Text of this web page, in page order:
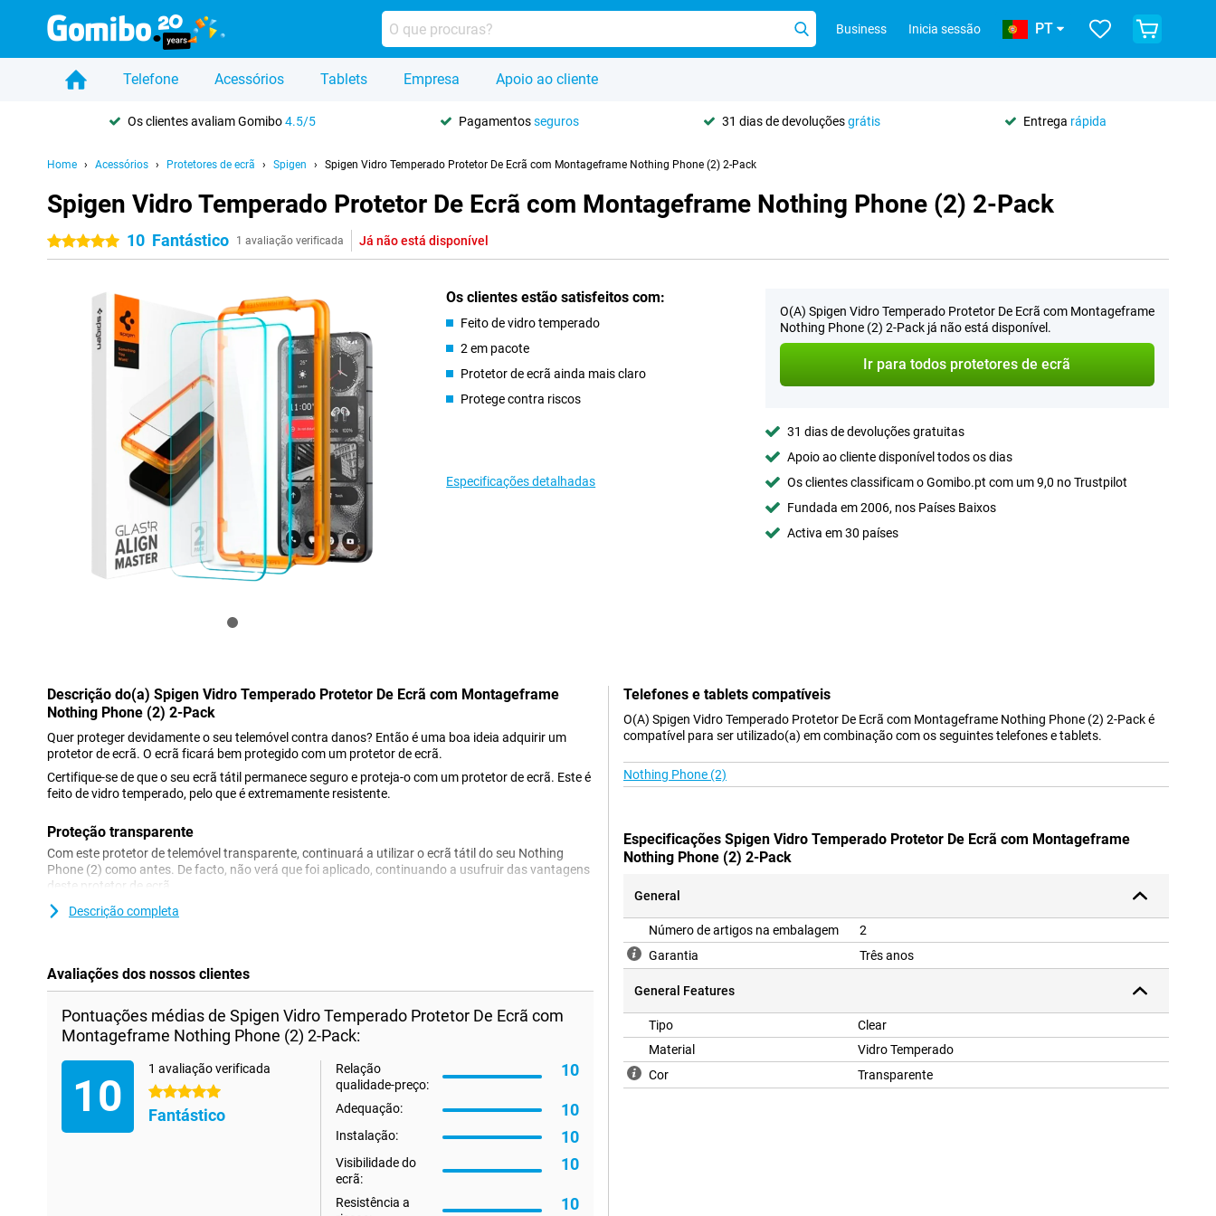
Business Inicia sessão PT
Telefone Acessórios Tablets Empresa Apoio ao cliente
Os clientes avaliam Gomibo4.5/5 Pagamentosseguros 31 dias de devoluçõesgrátis Entrega rápida
Home Acessórios Protetores de ecrã Spigen Spigen Vidro Temperado Protetor De Ecrã com Montageframe Nothing Phone (2) 2-Pack
Spigen Vidro Temperado Protetor De Ecrã com Montageframe Nothing Phone (2) 2-Pack
5 estrelas10 Fantástico 1 avaliação verificada Já não está disponível
Os clientes estão satisfeitos com:
Feito de vidro temperado
2 em pacote
Protetor de ecrã ainda mais claro
Protege contra riscos
Especificações detalhadas
O(A) Spigen Vidro Temperado Protetor De Ecrã com Montageframe
Nothing Phone (2) 2-Pack já não está disponível.
Ir para todos protetores de ecrã
31 dias de devoluções gratuitas
Apoio ao cliente disponível todos os dias
Os clientes classificam o Gomibo.pt com um 9,0 no Trustpilot
Fundada em 2006, nos Países Baixos
Activa em 30 países
Descrição do(a) Spigen Vidro Temperado Protetor De Ecrã com Montageframe
Nothing Phone (2) 2-Pack
Quer proteger devidamente o seu telemóvel contra danos? Então é uma boa ideia adquirir um
protetor de ecrã. O ecrã ficará bem protegido com um protetor de ecrã.
Certifique-se de que o seu ecrã tátil permanece seguro e proteja-o com um protetor de ecrã. Este é
feito de vidro temperado, pelo que é extremamente resistente.
Proteção transparente
Com este protetor de telemóvel transparente, continuará a utilizar o ecrã tátil do seu Nothing
Phone (2) como antes. De facto, não verá que foi aplicado, continuando a usufruir das vantagens
deste protetor de ecrã.
Este protetor de ecrã é fornecido com uma estrutura de montagem. Isto permite-lhe instalar o
Descrição completa
Avaliações dos nossos clientes
Pontuações médias de Spigen Vidro Temperado Protetor De Ecrã com
Montageframe Nothing Phone (2) 2-Pack:
10
1 avaliação verificada
5 estrelas
Fantástico
Relação
qualidade-preço:
10
Adequação: 10
Instalação: 10
Visibilidade do
ecrã:
10
Resistência a
10
Telefones e tablets compatíveis
O(A) Spigen Vidro Temperado Protetor De Ecrã com Montageframe Nothing Phone (2) 2-Pack é
compatível para ser utilizado(a) em combinação com os seguintes telefones e tablets.
Nothing Phone (2)
Especificações Spigen Vidro Temperado Protetor De Ecrã com Montageframe
Nothing Phone (2) 2-Pack
General
Número de artigos na embalagem
2
Garantia
Três anos
General Features
Tipo
Clear
Material
Vidro Temperado
Cor
Transparente